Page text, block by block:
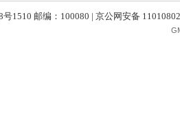
1510 邮编：100080 | 京公网安备